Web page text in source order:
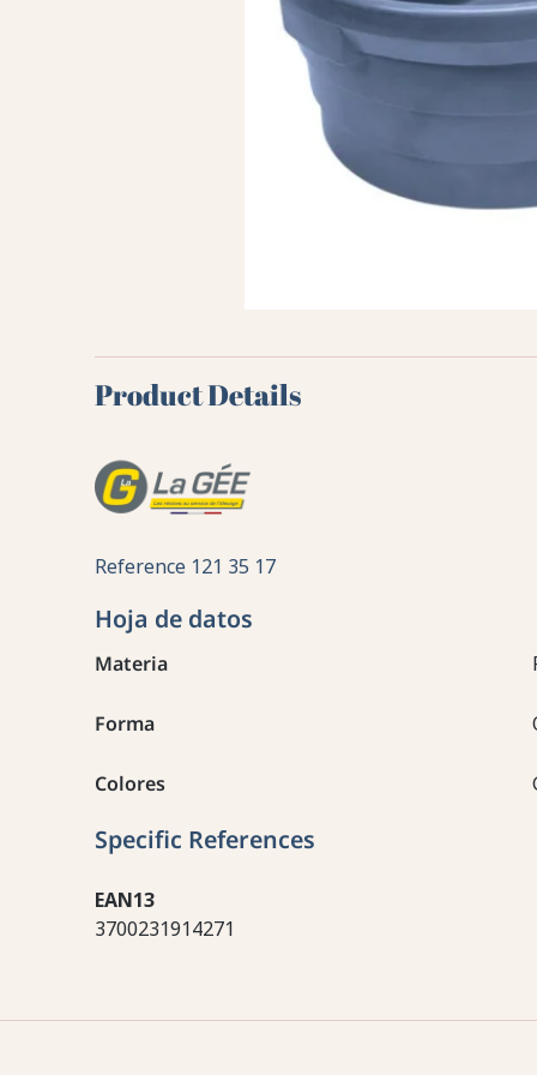
Product Details
Reference 121 35 17
Hoja de datos
Materia
Forma
Colores
Specific References
EAN13
3700231914271